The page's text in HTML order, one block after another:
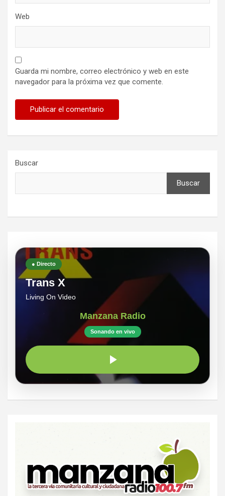
Web
Guarda mi nombre, correo electrónico y web en este
navegador para la próxima vez que comente.
Buscar
Buscar
● Directo
Trans X
Living On Video
Manzana Radio
Sonando en vivo